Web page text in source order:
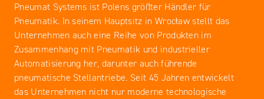
Pneumat Systems ist Polens größter Händler für
Pneumatik. In seinem Hauptsitz in Wrocław stellt das
Unternehmen auch eine Reihe von Produkten im
Zusammenhang mit Pneumatik und industrieller
Automatisierung her, darunter auch führende
pneumatische Stellantriebe. Seit 45 Jahren entwickelt
das Unternehmen nicht nur moderne technologische